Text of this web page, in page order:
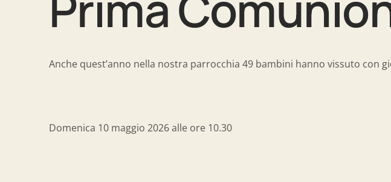
Anche quest’anno nella nostra parrocchia 49 bambini hanno vissuto con
Domenica 10 maggio 2026 alle ore 10.30